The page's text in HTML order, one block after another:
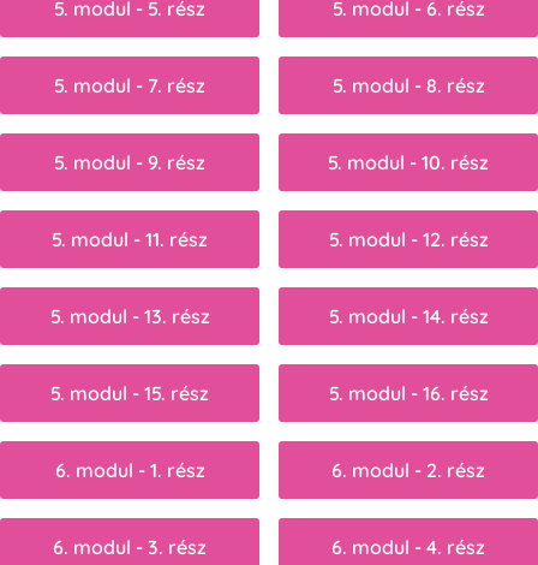
5. modul - 5. rész 5. modul - 6. rész
5. modul - 7. rész 5. modul - 8. rész
5. modul - 9. rész 5. modul - 10. rész
5. modul - 11. rész 5. modul - 12. rész
5. modul - 13. rész 5. modul - 14. rész
5. modul - 15. rész 5. modul - 16. rész
6. modul - 1. rész 6. modul - 2. rész
6. modul - 3. rész 6. modul - 4. rész